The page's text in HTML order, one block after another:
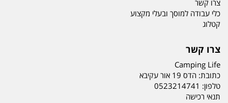
צרו קשר
כלי עבודה למוסך ובעלי מקצוע
קטלוג
צרו קשר
Camping Life
כתובת: הדס 19 אור עקיבא
טלפון: 0523214741
תנאי רכישה